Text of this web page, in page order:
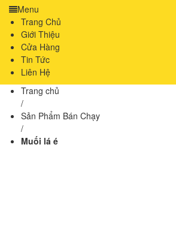
Menu
Trang Chủ
Giới Thiệu
Cửa Hàng
Tin Tức
Liên Hệ
Trang chủ
/
Sản Phẩm Bán Chạy
/
Muối lá é